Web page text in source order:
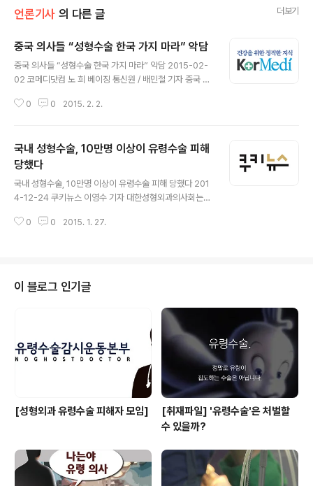
언론기사 의 다른 글 더보기
중국 의사들 “성형수술 한국 가지 마라” 악담
중국 의사들 “성형수술 한국 가지 마라” 악담 2015-02-
02 코메디닷컴 노 희 베이징 통신원 / 배민철 기자 중국 의
말라”며 발 벗고 나서고 있다. 그동안 한국의 성형외과를
익'을 기대하던 국내 의사들은 당황하고 있다.최근 중국 광
저우병원에서는 열린 '한국 성형수술 피해자 기자회견'에
서는 중국의사협회 관계자가 나서서 “중국 성형수술이 한
국보다 낫다”고 목소리를 높였다. 중국의사협회 미용성형
인터뷰에서 한국 현지 성형수술에는 소통 불가, 법적 보호
0 0 2015. 2. 2.
국내 성형수술, 10만명 이상이 유령수술 피해
당했다
국내 성형수술, 10만명 이상이 유령수술 피해 당했다 201
4-12-24 쿠키뉴스 이영수 기자 대한성형외과의사회는
안내문을 마련하고 주의를 당부한다고 합니다. 안내문은
사가 아닌 사람도 다수 있음)이 환자와 보호자를 속인 채 수
술을 시행하는 일이 일부 대형성형외과에서 벌어지고 있
다’며 ‘무려 10만명 이상이 유령수술의 피해를 당했다’고
밝히고 있습니다. 또 유령수술의 실체를 숨기기 위해 불필
요한 수면, 전신마취 상태에 있었던 환자들은 위험한 상황
과 생명의 위협까지 받는 부작용이 발생해도..
0 0 2015. 1. 27.
이 블로그 인기글
[성형외과 유령수술 피해자 모임]
[취재파일] '유령수술'은 처벌할
수 있을까?